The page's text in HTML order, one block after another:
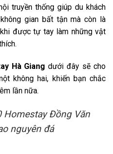
truyền thống giúp du khách
gian bất tận mà còn là
được tự tay làm những vật
Hà Giang dưới đây sẽ cho
không hai, khiến bạn chắc
lần nữa.
Homestay Đồng Văn
nguyên đá